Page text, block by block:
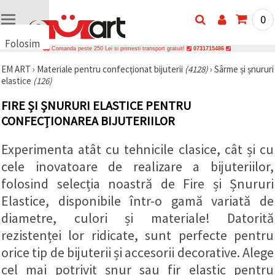
Folosim
uri
🍪 Folosim
și
tehnologii
similare
asigura
funcționarea
corectă a
pentru a vă
îmbunătăți
experiența
și, cu
acordul
dumneavoastră,
analiza
traficul și a
0
Comanda peste 250 Lei si primesti transport gratuit! 0731715486
EM ART › Materiale pentru confecționat bijuterii (4128)› Sârme și șnururi
elastice (126)
FIRE ȘI ȘNURURI ELASTICE PENTRU
CONFECȚIONAREA BIJUTERIILOR
Experimenta atât cu tehnicile clasice, cât și cu
cele inovatoare de realizare a bijuteriilor,
folosind selecția noastră de Fire și Șnururi
Elastice, disponibile într-o gamă variată de
diametre, culori și materiale! Datorită
rezistenței lor ridicate, sunt perfecte pentru
orice tip de bijuterii și accesorii decorative. Alege
cel mai potrivit șnur sau fir elastic pentru